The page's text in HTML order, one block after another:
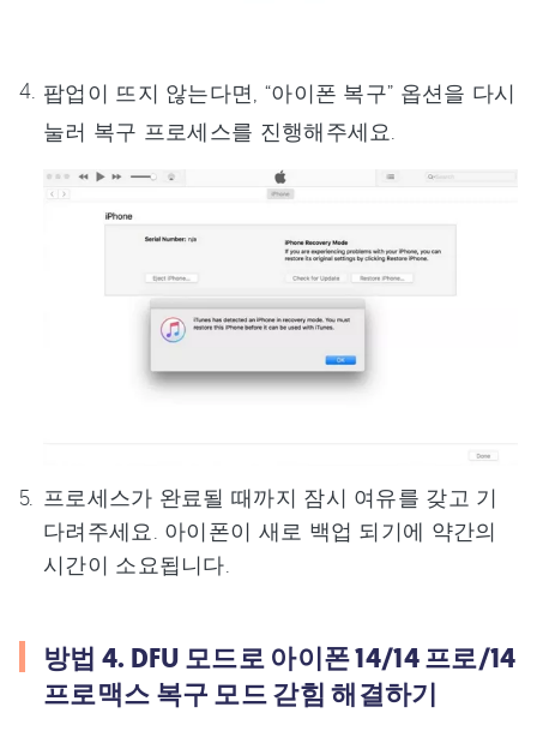
팝업이 뜨지 않는다면, “아이폰 복구” 옵션을 다시
눌러 복구 프로세스를 진행해주세요.
프로세스가 완료될 때까지 잠시 여유를 갖고 기
다려주세요. 아이폰이 새로 백업 되기에 약간의
시간이 소요됩니다.
방법 4. DFU 모드로 아이폰 14/14 프로/14
프로맥스 복구 모드 갇힘 해결하기